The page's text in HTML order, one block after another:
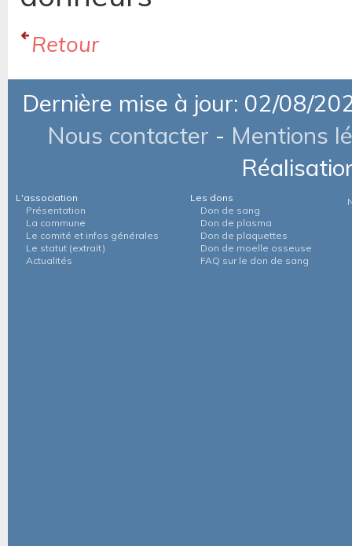
Retour
Dernière mise à jour: 02/08/
Nous contacter - Mentions
L'association
Présentation
La commune
Le comité et infos générales
Le statut (extrait)
Actualités
Les dons
Don de sang
Don de plasma
Don de plaquettes
Don de moelle osseuse
FAQ sur le don de sang